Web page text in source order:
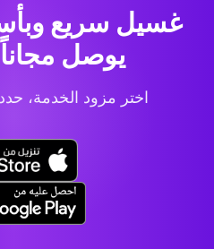
غسيل سريع
يوصل
اختر مزود الخدمة،